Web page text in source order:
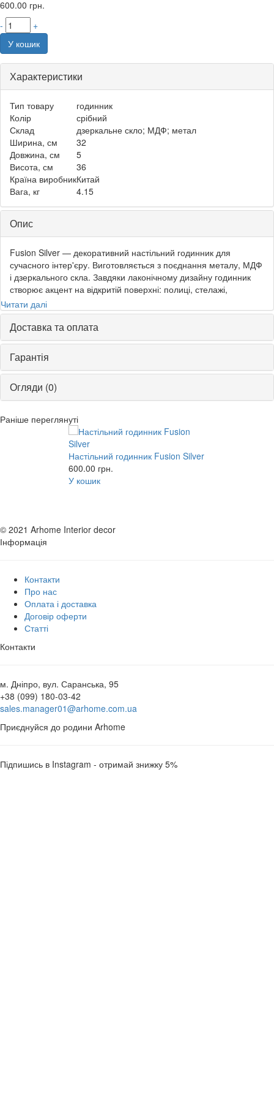
600.00 грн.
-
+
У кошик
Характеристики
Тип товару
годинник
Колір
срібний
Склад
дзеркальне скло; МДФ; метал
Ширина, см
32
Довжина, см
5
Висота, см
36
Країна виробникКитай
Вага, кг
4.15
Опис
Fusion Silver — декоративний настільний годинник для
сучасного інтер'єру. Виготовляється з поєднання металу, МДФ
і дзеркального скла. Завдяки лаконічному дизайну годинник
створює акцент на відкритій поверхні: полиці, стелажі,
робочому столі, комоді або каміні.
До переваг годинника Fusion Silver відноситься:
- сучасний дизайн і свіжий погляд на арт-об'єкти для
домашнього інтер'єру;
Читати далі
Доставка та оплата
Гарантія
Огляди (0)
Раніше переглянуті
Настільний годинник Fusion Silver
600.00 грн.
У кошик
© 2021 Arhome Interior decor
Інформація
Контакти
Про нас
Оплата і доставка
Договір оферти
Статті
Контакти
м. Дніпро, вул. Саранська, 95
+38 (099) 180-03-42
sales.manager01@arhome.com.ua
Приєднуйся до родини Arhome
Підпишись в Instagram - отримай знижку 5%